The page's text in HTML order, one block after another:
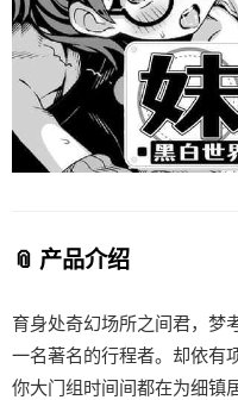
📎 产品介绍
育身处奇幻场所之间君，梦
一名著名的行程者。却依
你大门组时间间都在为细镇